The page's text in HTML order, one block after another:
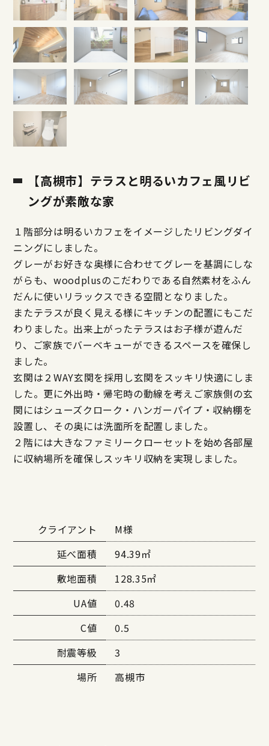
【高槻市】テラスと明るいカフェ風リビ
ングが素敵な家
１階部分は明るいカフェをイメージしたリビングダイ
ニングにしました。
グレーがお好きな奥様に合わせてグレーを基調にしな
がらも、woodplusのこだわりである自然素材をふん
だんに使いリラックスできる空間となりました。
またテラスが良く見える様にキッチンの配置にもこだ
わりました。出来上がったテラスはお子様が遊んだ
り、ご家族でバーベキューができるスペースを確保し
ました。
玄関は２WAY玄関を採用し玄関をスッキリ快適にしま
した。更に外出時・帰宅時の動線を考えご家族側の玄
関にはシューズクローク・ハンガーパイプ・収納棚を
設置し、その奥には洗面所を配置しました。
２階には大きなファミリークローセットを始め各部屋
に収納場所を確保しスッキリ収納を実現しました。
クライアント
M様
延べ面積
94.39㎡
敷地面積
128.35㎡
UA値
0.48
C値
0.5
耐震等級
3
場所
高槻市